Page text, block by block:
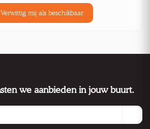
Verwittig mij als beschikbaar
we aanbieden in jouw buurt.